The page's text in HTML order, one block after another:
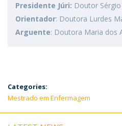
Presidente Júri: Doutor
Orientador: Doutora Lurdes
Arguente: Doutora Maria dos
Categories:
Mestrado em Enfermagem